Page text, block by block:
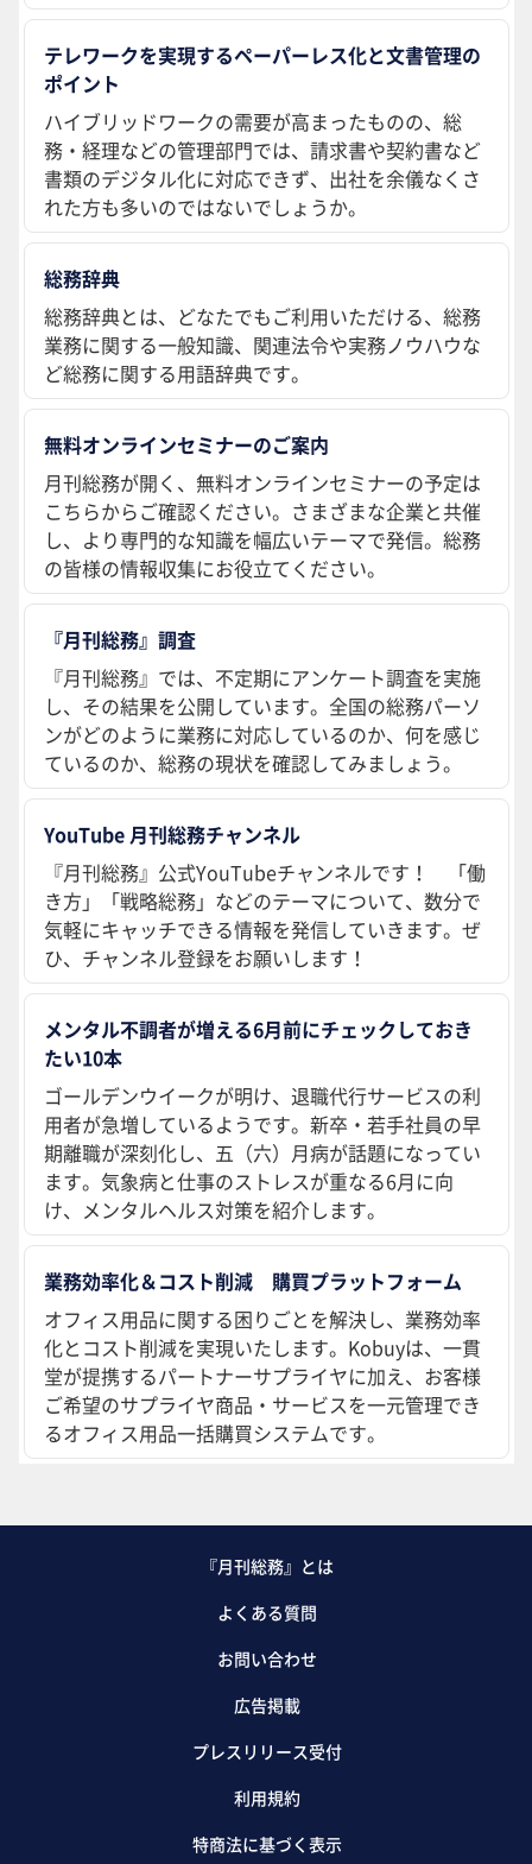
テレワークを実現するペーパーレス化と文書管理の
ポイント
ハイブリッドワークの需要が高まったものの、総
務・経理などの管理部門では、請求書や契約書など
書類のデジタル化に対応できず、出社を余儀なくさ
れた方も多いのではないでしょうか。
総務辞典
総務辞典とは、どなたでもご利用いただける、総務
業務に関する一般知識、関連法令や実務ノウハウな
ど総務に関する用語辞典です。
無料オンラインセミナーのご案内
月刊総務が開く、無料オンラインセミナーの予定は
こちらからご確認ください。さまざまな企業と共催
し、より専門的な知識を幅広いテーマで発信。総務
の皆様の情報収集にお役立てください。
『月刊総務』調査
『月刊総務』では、不定期にアンケート調査を実施
し、その結果を公開しています。全国の総務パーソ
ンがどのように業務に対応しているのか、何を感じ
ているのか、総務の現状を確認してみましょう。
YouTube 月刊総務チャンネル
『月刊総務』公式YouTubeチャンネルです！ 「働
き方」「戦略総務」などのテーマについて、数分で
気軽にキャッチできる情報を発信していきます。ぜ
ひ、チャンネル登録をお願いします！
メンタル不調者が増える6月前にチェックしておき
たい10本
ゴールデンウイークが明け、退職代行サービスの利
用者が急増しているようです。新卒・若手社員の早
期離職が深刻化し、五（六）月病が話題になってい
ます。気象病と仕事のストレスが重なる6月に向
け、メンタルヘルス対策を紹介します。
業務効率化＆コスト削減 購買プラットフォーム
オフィス用品に関する困りごとを解決し、業務効率
化とコスト削減を実現いたします。Kobuyは、一貫
堂が提携するパートナーサプライヤに加え、お客様
ご希望のサプライヤ商品・サービスを一元管理でき
るオフィス用品一括購買システムです。
『月刊総務』とは
よくある質問
お問い合わせ
広告掲載
プレスリリース受付
利用規約
特商法に基づく表示